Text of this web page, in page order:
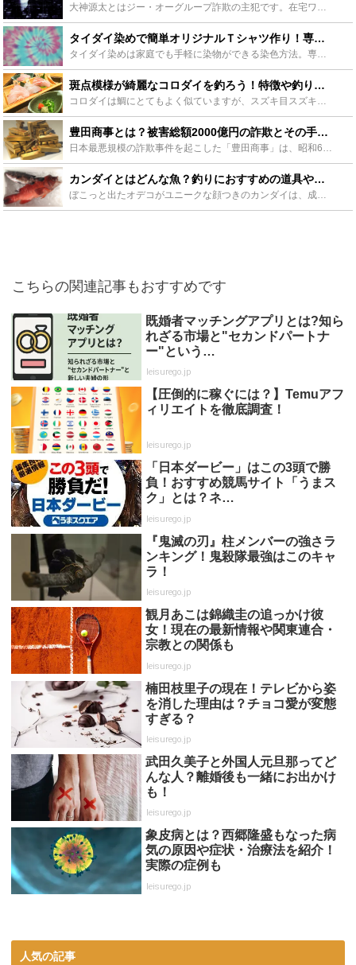
大神源太とはジー・オーグループ詐欺の主犯です。在宅ワークと偽り商品を販売させたり、多額の会員費用を巻き上げたりと数々の手口で人々を騙していた大神源太。今回は大神源太のプロフィール・経歴や出演した映画...
タイダイ染めで簡単オリジナルＴシャツ作り！専用キットで初心者も簡単！ - Leisurego(レジャーゴー)
タイダイ染めは家庭でも手軽に染物ができる染色方法。専用キットを使えば大人はもちろん子供さんでも簡単に楽しめる染物です。今回はそのタイダイ染めのやり方について詳しくご説明します。白いTシャツやハンカチ...
斑点模様が綺麗なコロダイを釣ろう！特徴や釣り方ポイントをご紹介〜 - Leisurego(レジャーゴー)
コロダイは鯛にとてもよく似ていますが、スズキ目スズキ亜目イサキ科の魚です。 名前の由来は和歌山県での呼び名を和名にしたものです。和歌山県ではイノシシの子供であるうり坊を「ころ」と呼び、コロダイの稚魚...
豊田商事とは？被害総額2000億円の詐欺とその手口、会長刺殺事件の結末 - Leisurego(レジャーゴー)
日本最悪規模の詐欺事件を起こした「豊田商事」は、昭和60年に会長が刺殺されるという後味の悪い最後を迎えて話題となりました。ここでは、豊田商事が行った悪質な詐欺の手口や巨大組織に成長するまでの流れを追...
カンダイとはどんな魚？釣りにおすすめの道具や食べ方もご紹介 - Leisurego(レジャーゴー)
ぼこっと出たオデコがユニークな顔つきのカンダイは、成長するにつれてメスからオスへと性別が変わる変わった生態を持っており、大きくなればなるほど美味と言われています。今回は、カンダイという魚に注目して釣...
こちらの関連記事もおすすめです
既婚者マッチングアプリとは?知ら
れざる市場と"セカンドパートナ
ー"という…
leisurego.jp
【圧倒的に稼ぐには？】Temuアフ
ィリエイトを徹底調査！
leisurego.jp
「日本ダービー」はこの3頭で勝
負！おすすめ競馬サイト「うまス
ク」とは？ネ…
leisurego.jp
『鬼滅の刃』柱メンバーの強さラ
ンキング！鬼殺隊最強はこのキャ
ラ！
leisurego.jp
観月あこは錦織圭の追っかけ彼
女！現在の最新情報や関東連合・
宗教との関係も
leisurego.jp
楠田枝里子の現在！テレビから姿
を消した理由は？チョコ愛が変態
すぎる？
leisurego.jp
武田久美子と外国人元旦那ってど
んな人？離婚後も一緒にお出かけ
も！
leisurego.jp
象皮病とは？西郷隆盛もなった病
気の原因や症状・治療法を紹介！
実際の症例も
leisurego.jp
人気の記事